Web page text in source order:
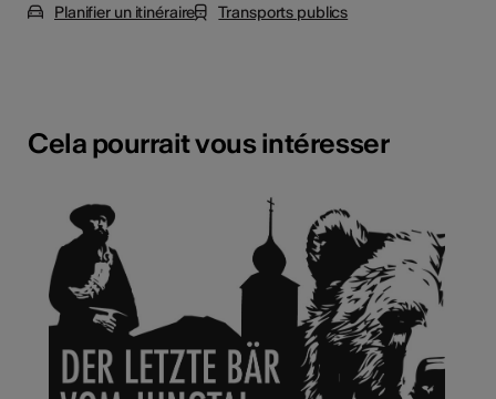
Planifier un itinéraire
Transports publics
Cela pourrait vous intéresser